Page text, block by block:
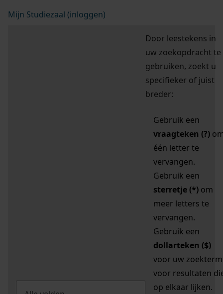
Mijn Studiezaal (inloggen)
Door leestekens in
uw zoekopdracht te
gebruiken, zoekt u
specifieker of juist
breder:
Gebruik een
vraagteken (?)
één letter te
vervangen.
Gebruik een
sterretje (*) om
meer letters te
vervangen.
Gebruik een
dollarteken ($)
voor uw zoekterm
voor resultaten
op elkaar lijken.